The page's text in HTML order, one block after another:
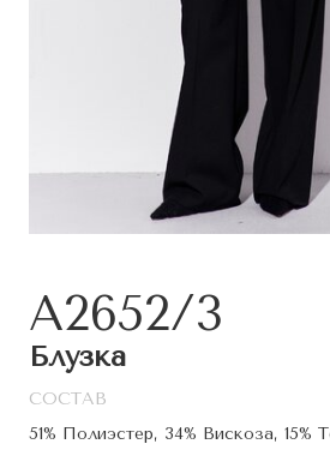
A2652/3
Блузка
СОСТАВ
51% Полиэстер, 34% Вискоза, 15%